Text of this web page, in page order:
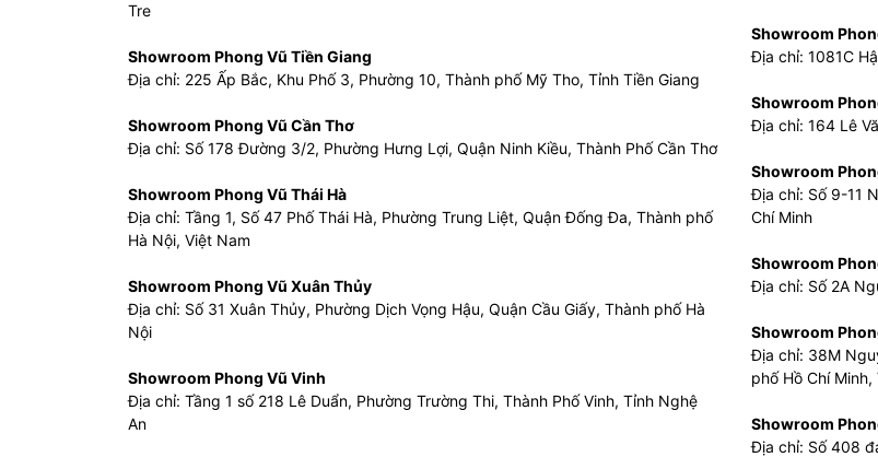
Tre
Showroom Phong Vũ Tiền Giang
Địa chỉ: 225 Ấp Bắc, Khu Phố 3, Phường 10, Thành phố Mỹ Tho, Tỉnh Tiền Giang
Showroom Phong Vũ Cần Thơ
Địa chỉ: Số 178 Đường 3/2, Phường Hưng Lợi, Quận Ninh Kiều, Thành Phố Cần Thơ
Showroom Phong Vũ Thái Hà
Địa chỉ: Tầng 1, Số 47 Phố Thái Hà, Phường Trung Liệt, Quận Đống Đa, Thành phố
Hà Nội, Việt Nam
Showroom Phong Vũ Xuân Thủy
Địa chỉ: Số 31 Xuân Thủy, Phường Dịch Vọng Hậu, Quận Cầu Giấy, Thành phố Hà
Nội
Showroom Phong Vũ Vinh
Địa chỉ: Tầng 1 số 218 Lê Duẩn, Phường Trường Thi, Thành Phố Vinh, Tỉnh Nghệ
An
Showroom
Địa chỉ: 1081C
Showroom
Địa chỉ: 164 Lê
Showroom
Địa chỉ: Số 9-11
Chí Minh
Showroom
Địa chỉ: Số 2A
Showroom
Địa chỉ: 38M
phố Hồ Chí Minh,
Showroom
Địa chỉ: Số 408